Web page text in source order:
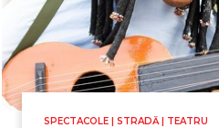
SPECTACOLE | STRADĂ | TEATRU